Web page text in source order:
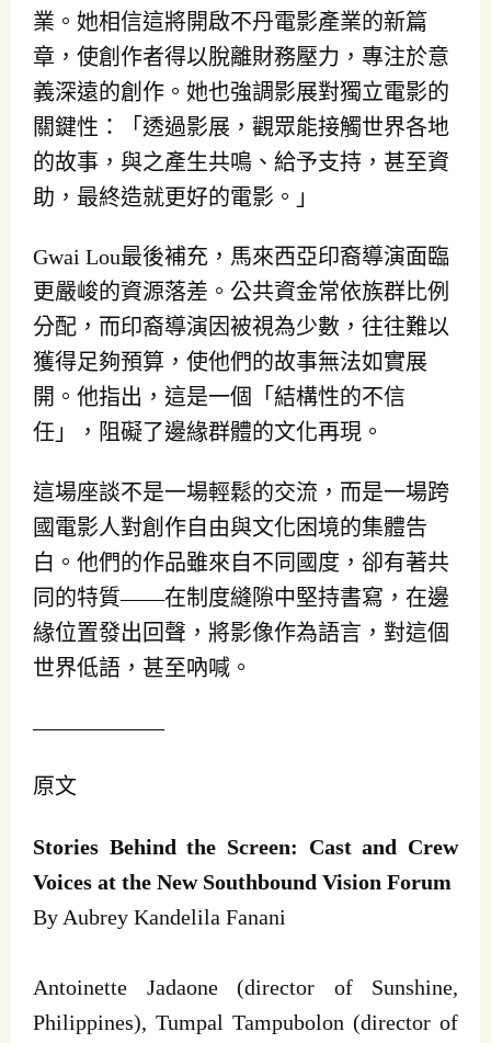
業。她相信這將開啟不丹電影產業的新篇
章，使創作者得以脫離財務壓力，專注於意
義深遠的創作。她也強調影展對獨立電影的
關鍵性：「透過影展，觀眾能接觸世界各地
的故事，與之產生共鳴、給予支持，甚至資
助，最終造就更好的電影。」
Gwai Lou最後補充，馬來西亞印裔導演面臨
更嚴峻的資源落差。公共資金常依族群比例
分配，而印裔導演因被視為少數，往往難以
獲得足夠預算，使他們的故事無法如實展
開。他指出，這是一個「結構性的不信
任」，阻礙了邊緣群體的文化再現。
這場座談不是一場輕鬆的交流，而是一場跨
國電影人對創作自由與文化困境的集體告
白。他們的作品雖來自不同國度，卻有著共
同的特質——在制度縫隙中堅持書寫，在邊
緣位置發出回聲，將影像作為語言，對這個
世界低語，甚至吶喊。
——————
原文
Stories Behind the Screen: Cast and Crew
Voices at the New Southbound Vision Forum
By Aubrey Kandelila Fanani
Antoinette Jadaone (director of Sunshine,
Philippines), Tumpal Tampubolon (director of